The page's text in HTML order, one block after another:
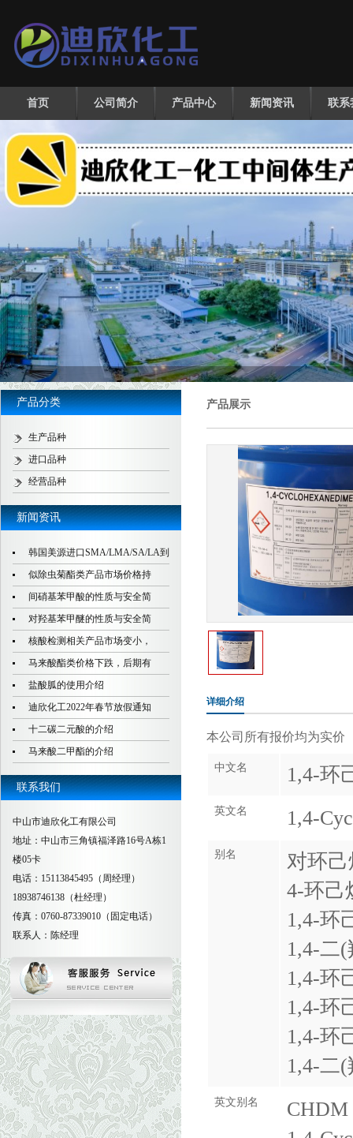
首页 公司简介 产品中心 新闻资讯 联系
产品分类
生产品种
进口品种
经营品种
新闻资讯
韩国美源进口SMA/LMA/SA/LA到
似除虫菊酯类产品市场价格持
间硝基苯甲酸的性质与安全简
对羟基苯甲醚的性质与安全简
核酸检测相关产品市场变小，
马来酸酯类价格下跌，后期有
盐酸胍的使用介绍
迪欣化工2022年春节放假通知
十二碳二元酸的介绍
马来酸二甲酯的介绍
联系我们
中山市迪欣化工有限公司
地址：中山市三角镇福泽路16号A栋1
楼05卡
电话：15113845495（周经理）
18938746138（杜经理）
传真：0760-87339010（固定电话）
联系人：陈经理
产品展示
详细介绍
本公司所有报价均为实价
中文名 1,4-环
英文名 1,4-
别名
对环
4-环己
1,4-环
1,4-二
1,4-环
1,4-环
1,4-环
1,4-二
英文别名
CHDM